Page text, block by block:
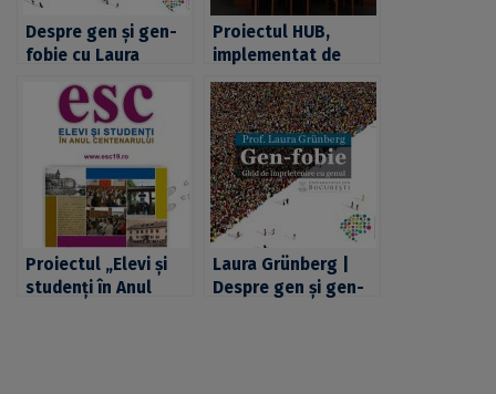
Despre gen și gen-
fobie cu Laura
Proiectul HUB,
implementat de
Facultatea de Drept
a UB, ajuns la final
Proiectul „Elevi și
studenți în Anul
Laura Grünberg |
Despre gen și gen-